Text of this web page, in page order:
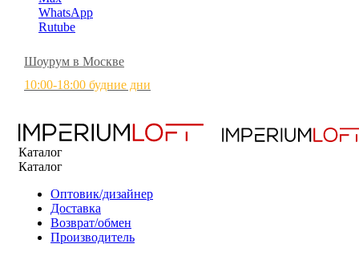
WhatsApp
Rutube
Шоурум в Москве
10:00-18:00 будние дни
Каталог
Каталог
Оптовик/дизайнер
Доставка
Возврат/обмен
Производитель